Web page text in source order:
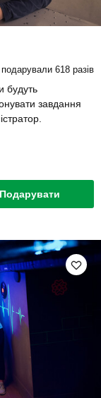
подарували 618 разів
будуть
завдання
Подарувати